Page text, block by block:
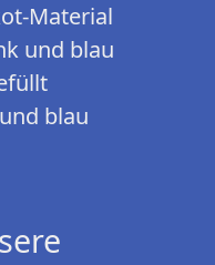
Material
und blau
blau